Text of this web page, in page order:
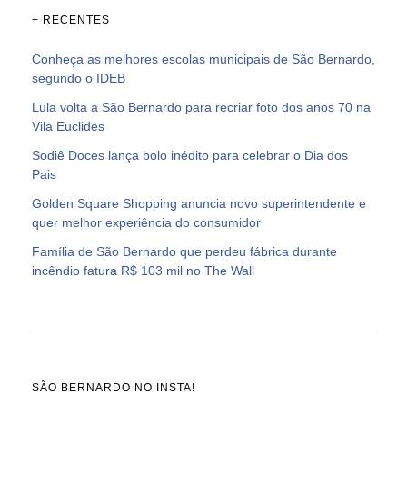
+ RECENTES
Conheça as melhores escolas municipais de São Bernardo,
segundo o IDEB
Lula volta a São Bernardo para recriar foto dos anos 70 na
Vila Euclides
Sodiê Doces lança bolo inédito para celebrar o Dia dos
Pais
Golden Square Shopping anuncia novo superintendente e
quer melhor experiência do consumidor
Família de São Bernardo que perdeu fábrica durante
incêndio fatura R$ 103 mil no The Wall
SÃO BERNARDO NO INSTA!